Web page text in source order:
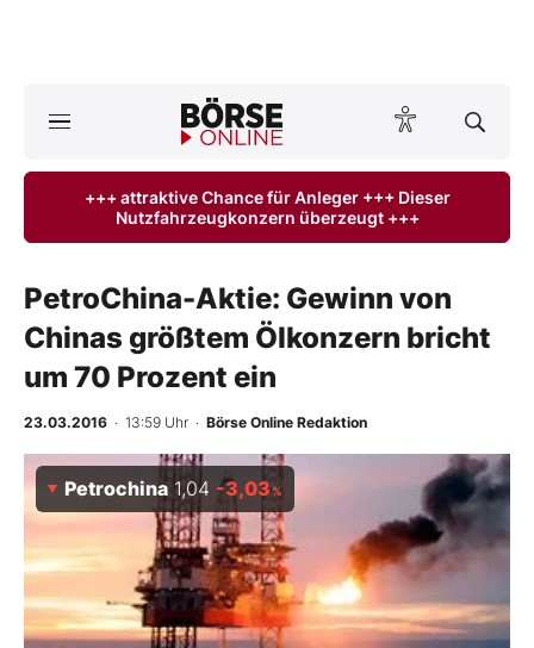
ktuelle Ausgabe BÖRSE ONLINE lesen
Anlageprodukte
Finanz-Check
BO-Musterdepots
Experten
Mein B:O
+++ attraktive Chance für Anleger +++ Dieser
Nutzfahrzeugkonzern überzeugt +++
PetroChina-Aktie: Gewinn von
Chinas größtem Ölkonzern bricht
um 70 Prozent ein
23.03.2016 · 13:59 Uhr · Börse Online Redaktion
Petrochina 1,04 -3,03 %